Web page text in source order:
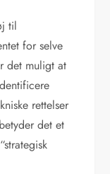
til
for selve
det muligt at
rettelser
det et